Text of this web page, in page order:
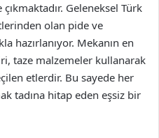
Geleneksel Türk
olan pide ve
hazırlanıyor. Mekanın en
taze malzemeler kullanarak
etlerdir. Bu sayede her
tadına hitap eden eşsiz bir